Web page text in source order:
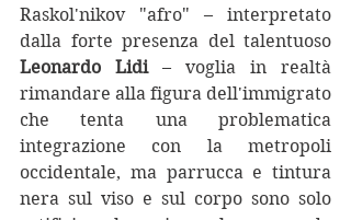
Raskol'nikov "afro" – interpretato
Leonardo Lidi – voglia in realtà
rimandare alla figura dell'immigrato
che tenta una problematica
integrazione con la metropoli
occidentale, ma parrucca e tintura
nera sul viso e sul corpo sono solo